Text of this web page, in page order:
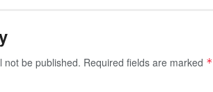
not be published. Required fields are marked *